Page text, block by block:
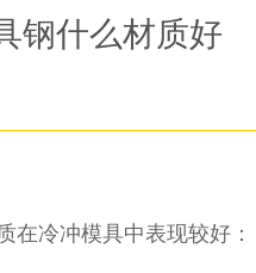
钢什么材质好
在冷冲模具中表现较好：